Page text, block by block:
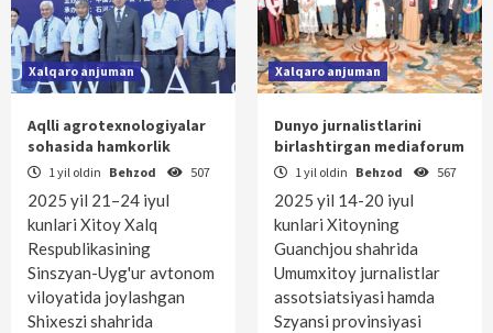
Xalqaro anjuman
Aqlli agrotexnologiyalar
sohasida hamkorlik
1 yil oldin Behzod 507
2025 yil 21–24 iyul
kunlari Xitoy Xalq
Respublikasining
Sinszyan-Uyg'ur avtonom
viloyatida joylashgan
Shixeszi shahrida
Xalqaro anjuman
Dunyo jurnalistlarini
birlashtirgan mediaforum
1 yil oldin Behzod 567
2025 yil 14-20 iyul
kunlari Xitoyning
Guanchjou shahrida
Umumxitoy jurnalistlar
assotsiatsiyasi hamda
Szyansi provinsiyasi